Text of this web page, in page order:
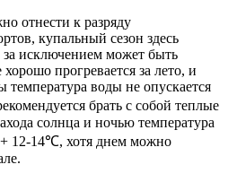
отнести к разряду
купальный сезон здесь
за исключением может быть
прогревается за лето, и
температура воды не опускается
брать с собой теплые
солнца и ночью температура
+ 12-14℃, хотя днем можно